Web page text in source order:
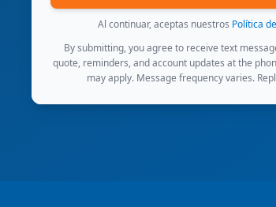
Al continuar, aceptas nuestros Política
By submitting, you agree to receive text
quote, reminders, and account updates at the
may apply. Message frequency varies.